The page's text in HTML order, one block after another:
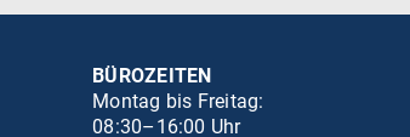
BÜROZEITEN
Montag bis Freitag:
08:30–16:00 Uhr